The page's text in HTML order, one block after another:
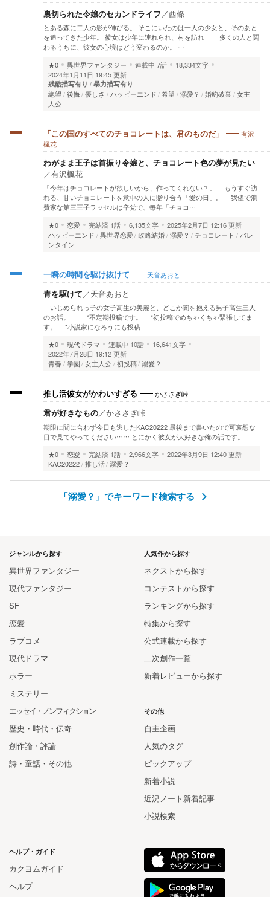
裏切られた令嬢のセカンドライフ／西條
とある森に二人の影が伸びる。 そこにいたのは一人の少女と、そのあと
を追ってきた少年。 彼女は少年に連れられ、村を訪れ―― 多くの人と関
わるうちに、彼女の心境はどう変わるのか。 …
★0
異世界ファンタジー 連載中 7話
18,334文字
2024年1月11日 19:45 更新
残酷描写有り 暴力描写有り
絶望 後悔 優しさ ハッピーエンド 希望 溺愛？ 婚約破棄 女主
人公
「この国のすべてのチョコレートは、君のものだ」
有沢
楓花
わがまま王子は首振り令嬢と、チョコレート色の夢が見たい
／有沢楓花
「今年はチョコレートが欲しいから、作ってくれない？」 もうすぐ訪
れる、甘いチョコレートを意中の人に贈り合う「愛の日」。 我儘で浪
費家な第三王子ラッセルは辛党で、毎年「チョコ…
★0
恋愛 完結済 1話 6,135文字
2025年2月7日 12:16 更新
ハッピーエンド
異世界恋愛 政略結婚 溺愛？ チョコレート
バレ
ンタイン
一瞬の時間を駆け抜けて 天音あおと
青を駆けて ／天音あおと
いじめられっ子の女子高生の美麗と、どこか闇を抱える男子高生三人
のお話。 *不定期投稿です。 *初投稿でめちゃくちゃ緊張してま
す。 *小説家になろうにも投稿
★0
現代ドラマ 連載中 10話
16,641文字
2022年7月28日 19:12 更新
青春
学園 女主人公 初投稿 溺愛？
推し活彼女がかわいすぎる かささぎ峠
君が好きなもの／かささぎ峠
期限に間に合わず今日も逃したKAC20222 最後まで書いたので可哀想な
目で見てやってください…… とにかく彼女が大好きな俺の話です。
★0
恋愛 完結済 1話 2,966文字
2022年3月9日 12:40 更新
KAC20222 推し活 溺愛？
「溺愛？」でキーワード検索する
人気作から探す
ネクストから探す
コンテストから探す
ランキングから探す
特集から探す
公式連載から探す
二次創作一覧
新着レビューから探す
ジャンルから探す
異世界ファンタジー
現代ファンタジー
SF
恋愛
ラブコメ
現代ドラマ
ホラー
ミステリー
エッセイ・ノンフィクション
歴史・時代・伝奇
創作論・評論
詩・童話・その他
その他
自主企画
人気のタグ
ピックアップ
新着小説
近況ノート新着記事
小説検索
ヘルプ・ガイド
カクヨムガイド
ヘルプ